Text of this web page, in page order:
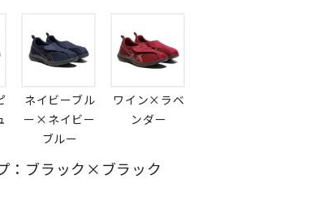
ネイビーブル
ー×ネイビー
ブルー
ワイン×ラベ
ンダー
：ブラック×ブラック